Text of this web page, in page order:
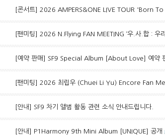
[콘서트] 2026 AMPERS&ONE LIVE TOUR 'Born
[팬미팅] 2026 N.Flying FAN MEETING ‘우.사.합 : 우
[예약 판매] SF9 Special Album [About Love] 예약
[팬미팅] 2026 최립우 (Chuei Li Yu) Encore Fan
[안내] SF9 차기 앨범 활동 관련 소식 안내드립니다.
[안내] P1Harmony 9th Mini Album [UNIQUE] 공개